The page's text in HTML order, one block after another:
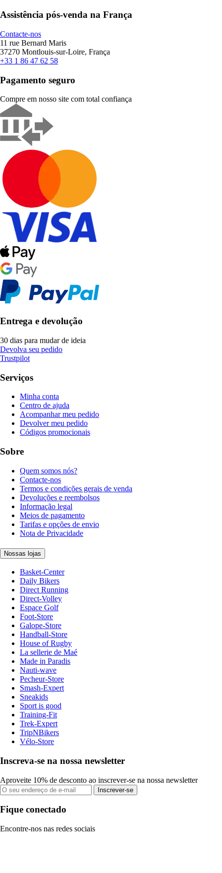
Assistência pós-venda na França
Contacte-nos
11 rue Bernard Maris
37270 Montlouis-sur-Loire, França
+33 1 86 47 62 58
Pagamento seguro
Compre em nosso site com total confiança
Entrega e devolução
30 dias para mudar de ideia
Devolva seu pedido
Trustpilot
Serviços
Minha conta
Centro de ajuda
Acompanhar meu pedido
Devolver meu pedido
Códigos promocionais
Sobre
Quem somos nós?
Contacte-nos
Termos e condições gerais de venda
Devoluções e reembolsos
Informação legal
Meios de pagamento
Tarifas e opções de envio
Nota de Privacidade
Nossas lojas
Basket-Center
Daily Bikers
Direct Running
Direct-Volley
Espace Golf
Foot-Store
Galope-Store
Handball-Store
House of Rugby
La sellerie de Maé
Made in Paradis
Nauti-wave
Pecheur-Store
Smash-Expert
Sneakids
Sport is good
Training-Fit
Trek-Expert
TripNBikers
Vélo-Store
Inscreva-se na nossa newsletter
Aproveite 10% de desconto ao inscrever-se na nossa newsletter
Inscrever-se
Fique conectado
Encontre-nos nas redes sociais